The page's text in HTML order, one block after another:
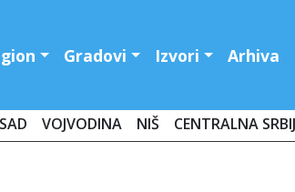
Gradovi Izvori Arhiva
VOJVODINA NIŠ CENTRALNA